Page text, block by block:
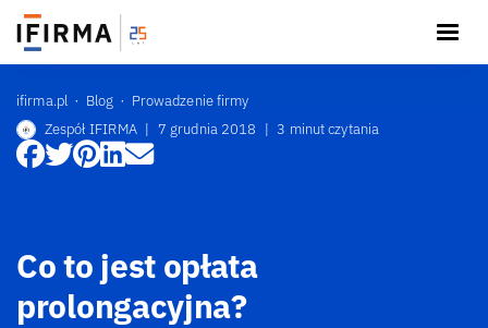
ifirma.pl Blog
Prowadzenie firmy
Zespół IFIRMA | 7 grudnia 2018 | 3 minut czytania
Co to jest opłata
prolongacyjna?